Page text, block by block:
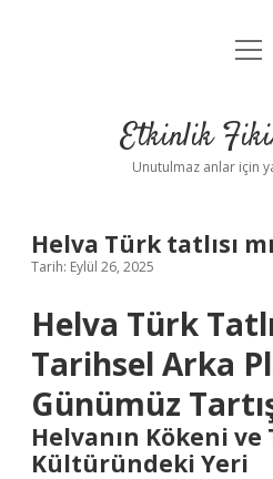
Yasal
Etkinlik
Unutulmaz anlar için
Helva Türk tatlısı
Tarih: Eylül 26, 2025
Helva Türk
Tarihsel Arka
Günümüz
Helvanın Kökeni
Kültüründeki Yeri